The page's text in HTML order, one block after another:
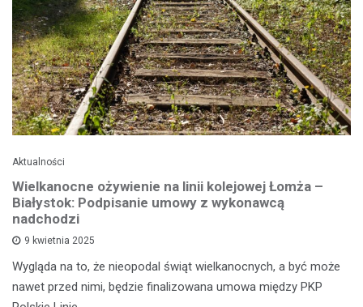
Aktualności
Wielkanocne ożywienie na linii kolejowej Łomża –
Białystok: Podpisanie umowy z wykonawcą
nadchodzi
9 kwietnia 2025
Wygląda na to, że nieopodal świąt wielkanocnych, a być może
nawet przed nimi, będzie finalizowana umowa między PKP